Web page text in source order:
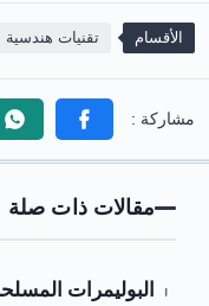
الأقسام تقنيات هندسية
مقالات ذات صلة